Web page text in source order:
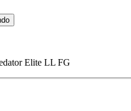
Elite LL FG